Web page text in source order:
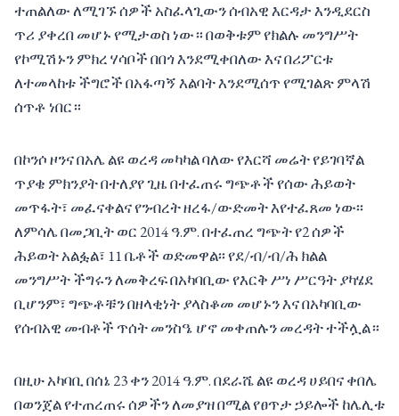
ተጠልለው ለሚገኙ ሰዎች አስፈላጊውን ሰብአዊ እርዳታ እንዲደርስ
ጥሪ ያቀረበ መሆኑ የሚታወስ ነው። በወቅቱም የክልሉ መንግሥት
የኮሚሽኑን ምክረ ሃሳቦች በበጎ እንደሚቀበለው እና በሪፖርቱ
ለተመላከቱ ችግሮች በአፋጣኝ እልባት እንደሚሰጥ የሚገልጽ ምላሽ
ሰጥቶ ነበር።
በኮንሶ ዞንና በአሌ ልዩ ወረዳ መካካል ባለው የእርሻ መሬት የይገባኛል
ጥያቄ ምክንያት በተለያየ ጊዜ በተፈጠሩ ግጭቶች የሰው ሕይወት
መጥፋት፣ መፈናቀልና የንብረት ዘረፋ/ውድመት እየተፈጸመ ነው፡፡
ለምሳሌ በመጋቢት ወር 2014 ዓ.ም. በተፈጠረ ግጭት የ2 ሰዎች
ሕይወት አልፏል፣ 11 ቤቶች ወድመዋል፡፡ የደ/ብ/ብ/ሕ ክልል
መንግሥት ችግሩን ለመቅረፍ በአካባቢው የእርቅ ሥነ ሥርዓት ያካሄደ
ቢሆንም፣ ግጭቶቹን በዘላቂነት ያላስቆመ መሆኑን እና በአካባቢው
የሰብአዊ መብቶች ጥሰት መንስዔ ሆኖ መቀጠሉን መረዳት ተችሏል።
በዚሁ አካባቢ በሰኔ 23 ቀን 2014 ዓ.ም. በደራሼ ልዩ ወረዳ ሀይበና ቀበሌ
በወንጀል የተጠረጠሩ ሰዎችን ለመያዝ በሚል የፀጥታ ኃይሎች ከሌሊቱ